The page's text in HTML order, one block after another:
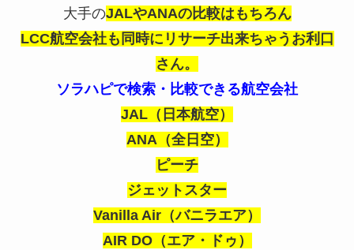
大手のJALやANAの比較はもちろん
LCC航空会社も同時にリサーチ出来ちゃうお利口
さん。
ソラハピで検索・比較できる航空会社
JAL（日本航空）
ANA（全日空）
ピーチ
ジェットスター
Vanilla Air（バニラエア）
AIR DO（エア・ドゥ）